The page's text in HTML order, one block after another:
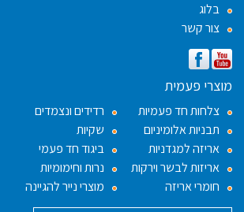
בלוג
צור קשר
מוצרי פעמית
צלחות חד פעמיות
תבניות אלומיניום
אריזה למגדניות
אריזות לבשר וירקות
חומרי אריזה
רדידים ונצמדים
שקיות
ביגוד חד פעמי
נרות וחימומיות
מוצרי נייר להגיינה